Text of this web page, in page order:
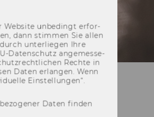
Web­site un­be­dingt er­for­
dann stim­men Sie allen
un­ter­lie­gen Ihre
​Datenschutz an­ge­mes­se­
Rech­te in
Daten er­lan­gen. Wenn
Ein­stel­lun­gen“.
Daten finden